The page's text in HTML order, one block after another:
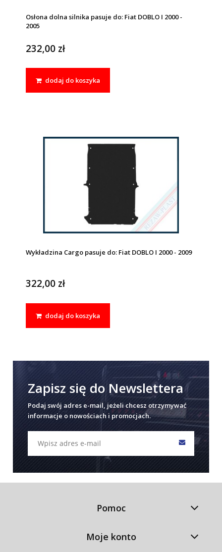
Osłona dolna silnika pasuje do: Fiat DOBLO I 2000 -
2005
232,00 zł
dodaj do koszyka
Wykładzina Cargo pasuje do: Fiat DOBLO I 2000 - 2009
322,00 zł
dodaj do koszyka
Zapisz się do Newslettera
Podaj swój adres e-mail, jeżeli chcesz otrzymywać
informacje o nowościach i promocjach.
Pomoc
Moje konto